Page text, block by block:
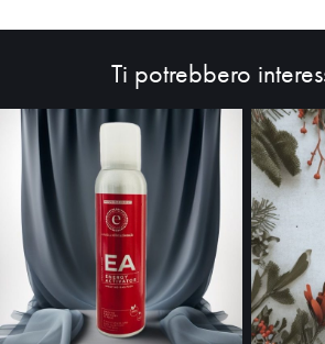
SHOP
Ti potrebbero